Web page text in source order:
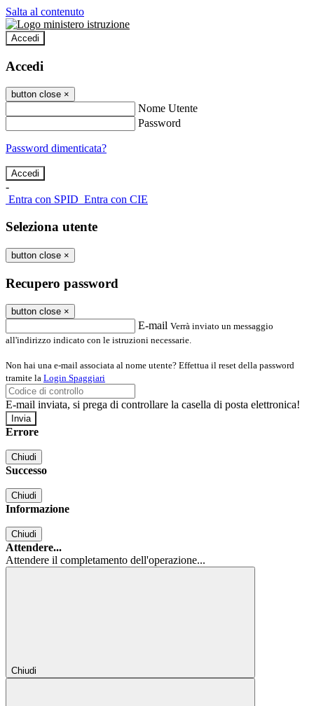
Salta al contenuto
Accedi
Accedi
button close ×
Nome Utente
Password
Password dimenticata?
-
Entra con SPID Entra con CIE
Seleziona utente
button close ×
Recupero password
button close ×
E-mail Verrà inviato un messaggio
all'indirizzo indicato con le istruzioni necessarie.
Non hai una e-mail associata al nome utente? Effettua il reset della password
tramite la Login Spaggiari
E-mail inviata, si prega di controllare la casella di posta elettronica!
Errore
Chiudi
Successo
Chiudi
Informazione
Chiudi
Attendere...
Attendere il completamento dell'operazione...
Chiudi